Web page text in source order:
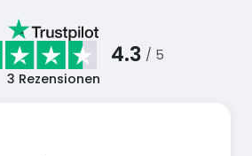
4.3 / 5
3 Rezensionen